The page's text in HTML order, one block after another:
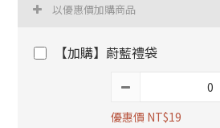
以優惠價加購商品
【加購】蔚藍禮袋
優惠價 NT$19